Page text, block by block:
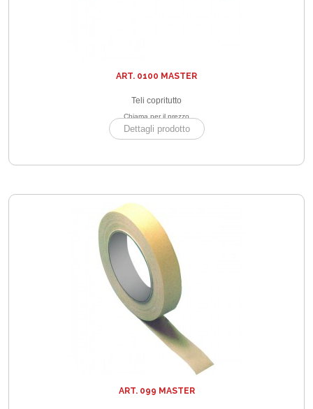
ART. 0100 MASTER
Teli copritutto
Chiama per il prezzo
Dettagli prodotto
ART. 099 MASTER